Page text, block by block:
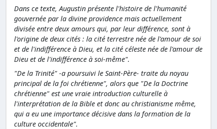
Dans ce texte, Augustin présente l'histoire de l'humanité
gouvernée par la divine providence mais actuellement
divisée entre deux amours qui, par leur différence, sont à
l'origine de deux cités : la cité terrestre née de l'amour de soi
et de l'indifférence à Dieu, et la cité céleste née de l'amour de
Dieu et de l'indifférence à soi-même".
"De la Trinité" -a poursuivi le Saint-Père- traite du noyau
principal de la foi chrétienne", alors que "De la Doctrine
chrétienne" est une vraie introduction culturelle à
l'interprétation de la Bible et donc au christianisme même,
qui a eu une importance décisive dans la formation de la
culture occidentale".